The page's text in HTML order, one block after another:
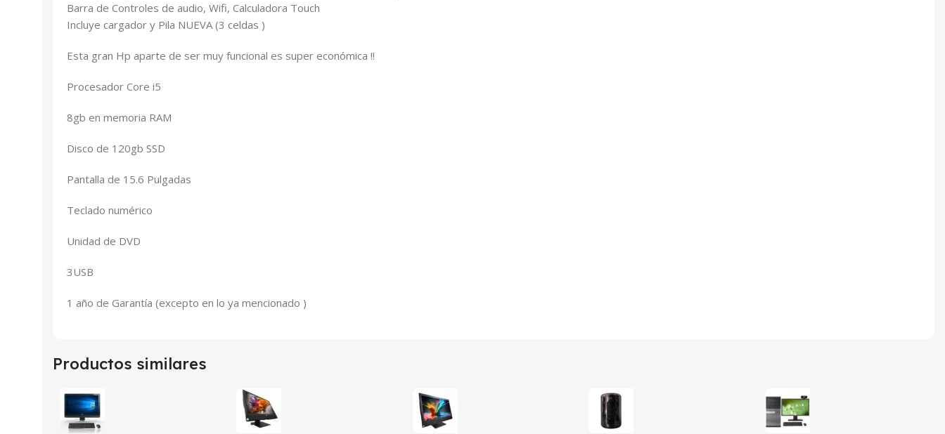
Barra de Controles de audio, Wifi, Calculadora Touch
Incluye cargador y Pila NUEVA (3 celdas )
Esta gran Hp aparte de ser muy funcional es super económica !!
Procesador Core i5
8gb en memoria RAM
Disco de 120gb SSD
Pantalla de 15.6 Pulgadas
Teclado numérico
Unidad de DVD
3USB
1 año de Garantía (excepto en lo ya mencionado )
Productos similares